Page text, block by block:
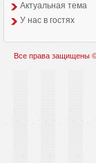
Aктуальная тема
У нас в гостях
Все права защищены